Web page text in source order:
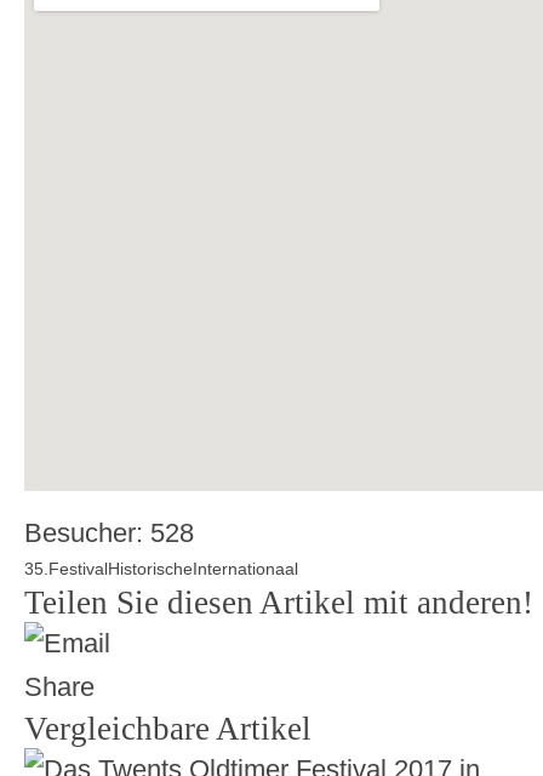
Besucher: 528
35. FestivalHistorischeInternationaal
Teilen Sie diesen Artikel mit anderen!
Vergleichbare Artikel